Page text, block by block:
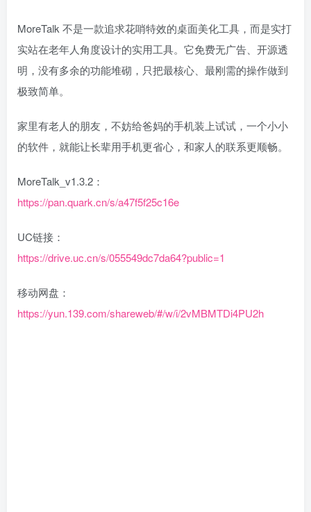
MoreTalk 不是一款追求花哨特效的桌面美化工具，而是实打
实站在老年人角度设计的实用工具。它免费无广告、开源透
明，没有多余的功能堆砌，只把最核心、最刚需的操作做到
极致简单。
家里有老人的朋友，不妨给爸妈的手机装上试试，一个小小
的软件，就能让长辈用手机更省心，和家人的联系更顺畅。
MoreTalk_v1.3.2：
https://pan.quark.cn/s/a47f5f25c16e
UC链接：
https://drive.uc.cn/s/055549dc7da64?public=1
移动网盘：
https://yun.139.com/shareweb/#/w/i/2vMBMTDi4PU2h